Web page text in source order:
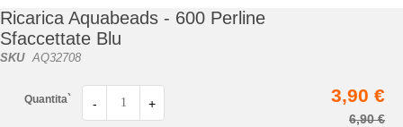
galleria
di
immagini
Ricarica Aquabeads - 600 Perline
Sfaccettate Blu
SKU AQ32708
Quantita` - + 3,90 €
6,90 €